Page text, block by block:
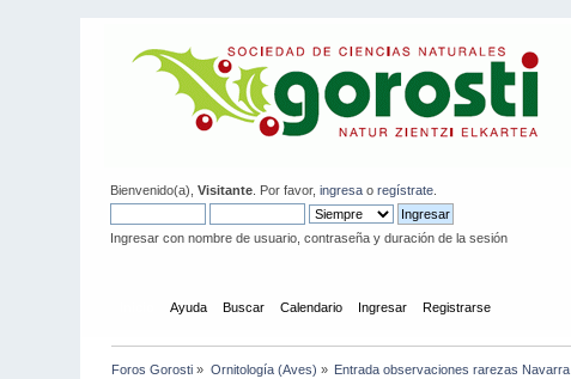
Bienvenido(a),Visitante . Por favor,ingresa oregístrate
Ingresar con nombre de usuario, contraseña y duración de la sesión
Ayuda Buscar Calendario Ingresar Registrarse
Foros Gorosti » Ornitología (Aves) » Entrada observaciones rarezas Navarra